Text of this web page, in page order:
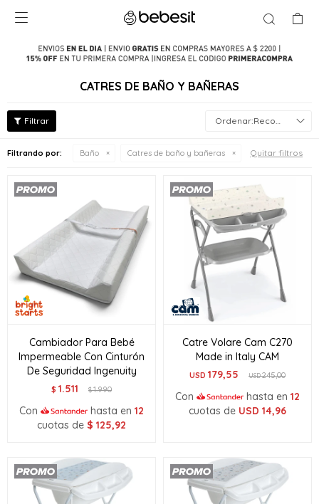

CATRES DE BAÑO Y BAÑERAS
Recomendados
Filtrando por: Baño Catres de baño y bañeras Quitar filtros
Cambiador Para Bebé
Impermeable Con Cinturón
De Seguridad Ingenuity
$ 1.511 $1.990
Con hasta en 12
cuotas de $ 125,92
Catre Volare Cam C270
Made in Italy CAM
USD 179,55 USD245,00
Con hasta en 12
cuotas de USD 14,96